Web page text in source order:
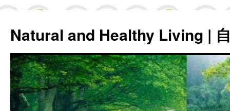
Natural and Healthy Living |